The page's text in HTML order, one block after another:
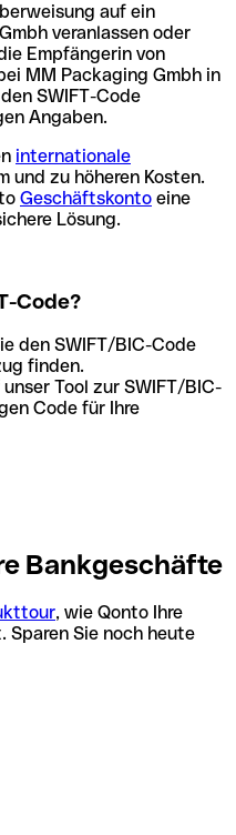
auf ein
veranlassen oder
Empfängerin von
MM Packaging Gmbh in
SWIFT-Code
Angaben.
internationale
und zu höheren Kosten.
Geschäftskonto eine
Lösung.
Code?
den SWIFT/BIC-Code
finden.
Tool zur SWIFT/BIC-
Code für Ihre
Bankgeschäfte
, wie Qonto Ihre
Sie noch heute